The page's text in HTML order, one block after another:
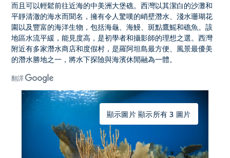
而且可以輕鬆前往近海的中美洲大堡礁。西灣以其潔白的沙灘和
平靜清澈的海水而聞名，擁有令人驚嘆的峭壁潛水、淺水珊瑚花
園以及豐富的海洋生物，包括海龜、海鰻、斑點鷹鰩和礁魚。該
地區水流平緩，能見度高，是初學者和攝影師的理想之選。西灣
附近有多家潛水商店和度假村，是羅阿坦島最方便、風景最優美
的潛水勝地之一，將水下探險與海濱休閒融為一體。
翻譯
顯示圖片 顯示所有 3 圖片